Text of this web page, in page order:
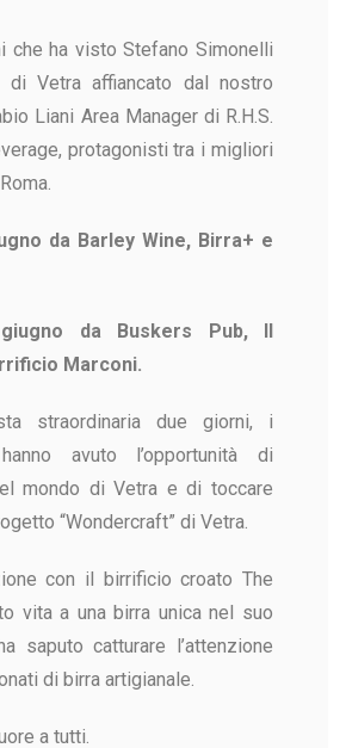
che ha visto Stefano Simonelli
di Vetra affiancato dal nostro
Liani Area Manager di R.H.S.
protagonisti tra i migliori
da Barley Wine, Birra+ e
da Buskers Pub, Il
Marconi.
straordinaria due giorni, i
avuto l’opportunità di
mondo di Vetra e di toccare
“Wondercraft” di Vetra.
con il birrificio croato The
vita a una birra unica nel suo
saputo catturare l’attenzione
di birra artigianale.
a tutti.